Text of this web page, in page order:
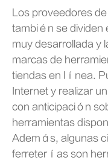
Los proveedores
también se dividen
muy desarrollada
marcas de
tiendas en línea.
Internet y realizar
con anticipación
herramientas
Además, algunas
ferreterías son